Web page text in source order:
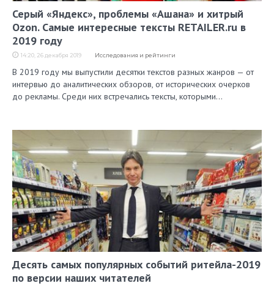
Серый «Яндекс», проблемы «Ашана» и хитрый
Ozon. Самые интересные тексты RETAILER.ru в
2019 году
14:20, 26 декабря 2019 Исследования и рейтинги
В 2019 году мы выпустили десятки текстов разных жанров — от
интервью до аналитических обзоров, от исторических очерков
до рекламы. Среди них встречались тексты, которыми…
Десять самых популярных событий ритейла-2019
по версии наших читателей